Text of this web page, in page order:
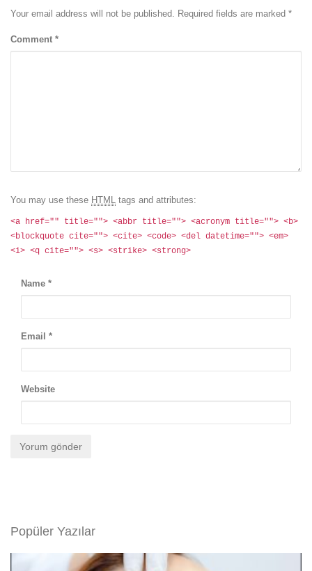
Your email address will not be published. Required fields are marked *
Comment *
You may use these HTML tags and attributes:
<a href="" title=""> <abbr title=""> <acronym title=""> <b>
<blockquote cite=""> <cite> <code> <del datetime=""> <em>
<i> <q cite=""> <s> <strike> <strong>
Name *
Email *
Website
Popüler Yazılar